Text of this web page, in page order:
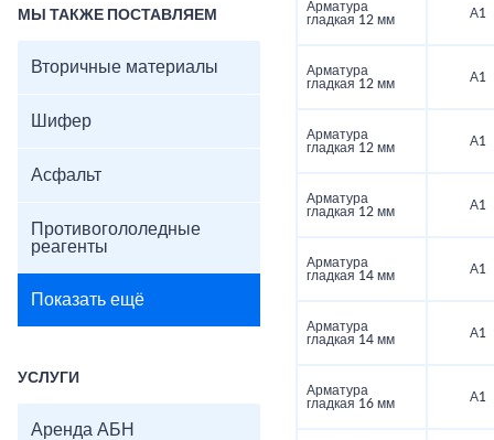
МЫ ТАКЖЕ ПОСТАВЛЯЕМ
Вторичные материалы
Шифер
Асфальт
Противогололедные
реагенты
Показать ещё
УСЛУГИ
Аренда АБН
Арматура
гладкая 12 мм
А1
Арматура
гладкая 12 мм
А1
Арматура
гладкая 12 мм
А1
Арматура
гладкая 12 мм
А1
Арматура
гладкая 14 мм
А1
Арматура
гладкая 14 мм
А1
Арматура
гладкая 16 мм
А1